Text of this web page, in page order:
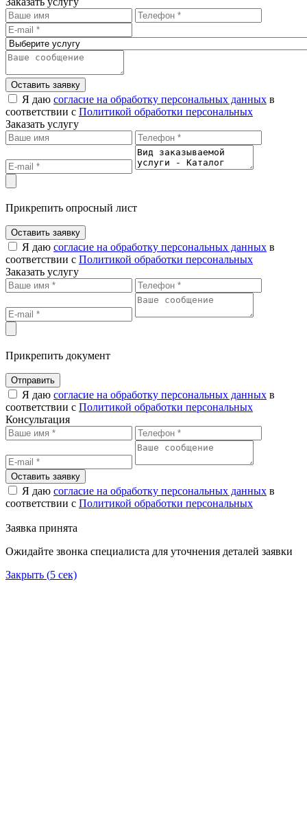
Оставить заявку
Я даю согласие на обработку персональных данных в
соответствии с Политикой обработки персональных
Заказать услугу
Прикрепить опросный лист
Оставить заявку
Я даю согласие на обработку персональных данных в
соответствии с Политикой обработки персональных
Заказать услугу
Прикрепить документ
Отправить
Я даю согласие на обработку персональных данных в
соответствии с Политикой обработки персональных
Консультация
Оставить заявку
Я даю согласие на обработку персональных данных в
соответствии с Политикой обработки персональных
Заявка принята
Ожидайте звонка специалиста для уточнения деталей заявки
Закрыть (5 сек)